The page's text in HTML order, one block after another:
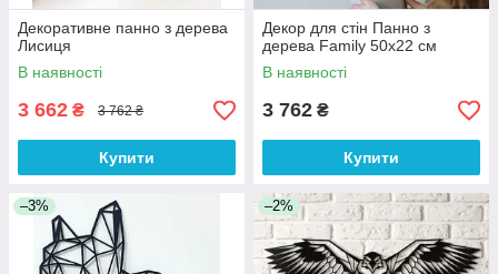
Декоративне панно з дерева
Лисиця
В наявності
3 662 ₴ 3 762 ₴
Купити
Декор для стін Панно з
дерева Family 50х22 см
В наявності
3 762 ₴
Купити
–3% –2%